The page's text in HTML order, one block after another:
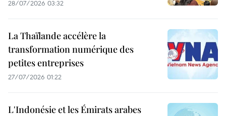
28/07/2026 03:32
La Thaïlande accélère la
transformation numérique des
petites entreprises
27/07/2026 01:22
L'Indonésie et les Émirats arabes